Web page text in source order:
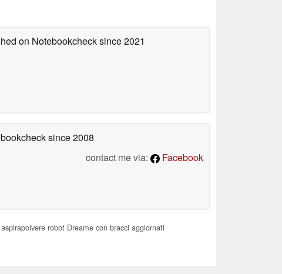
on Notebookchecksince 2021
since 2008
contact me via:
Facebook
robot Dreame con bracci aggiornati